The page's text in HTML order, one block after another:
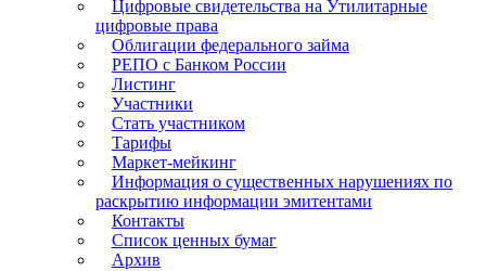
Цифровые свидетельства на Утилитарные
цифровые права
Облигации федерального займа
РЕПО с Банком России
Листинг
Участники
Стать участником
Тарифы
Маркет-мейкинг
Информация о существенных нарушениях по
раскрытию информации эмитентами
Контакты
Список ценных бумаг
Архив